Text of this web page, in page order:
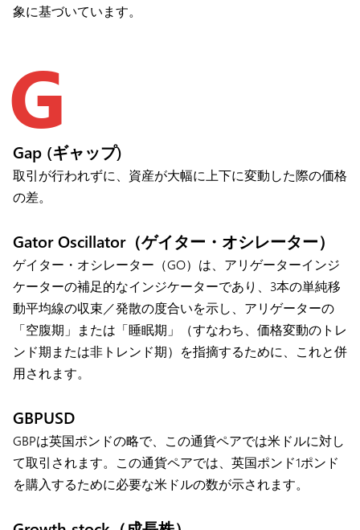
象に基づいています。
G
Gap (ギャップ)
取引が行われずに、資産が大幅に上下に変動した際の価格
の差。
Gator Oscillator（ゲイター・オシレーター）
ゲイター・オシレーター（GO）は、アリゲーターインジ
ケーターの補足的なインジケーターであり、3本の単純移
動平均線の収束／発散の度合いを示し、アリゲーターの
「空腹期」または「睡眠期」（すなわち、価格変動のトレ
ンド期または非トレンド期）を指摘するために、これと併
用されます。
GBPUSD
GBPは英国ポンドの略で、この通貨ペアでは米ドルに対し
て取引されます。この通貨ペアでは、英国ポンド1ポンド
を購入するために必要な米ドルの数が示されます。